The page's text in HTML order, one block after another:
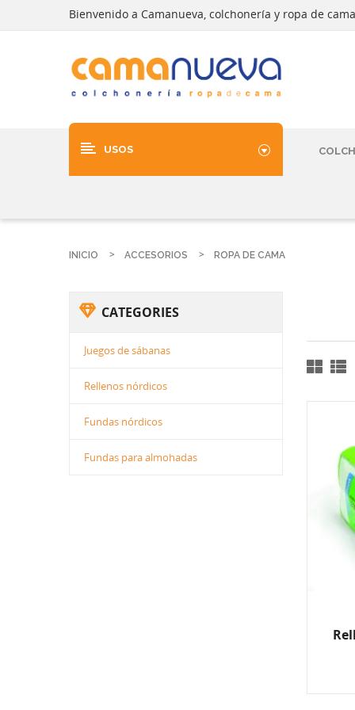
Bienvenido a Camanueva, colchonería y ropa de
USOS
INICIO ACCESORIOS ROPA DE CAMA
CATEGORIES
Juegos de sábanas
Rellenos nórdicos
Fundas nórdicos
Fundas para almohadas